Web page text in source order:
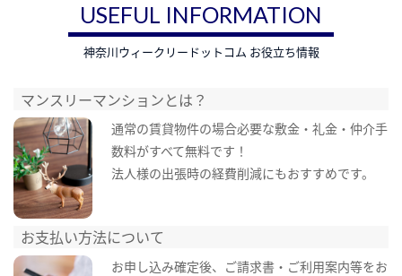
USEFUL INFORMATION
神奈川ウィークリードットコム お役立ち情報
マンスリーマンションとは？
通常の賃貸物件の場合必要な敷金・礼金・仲介手
数料がすべて無料です！
法人様の出張時の経費削減にもおすすめです。
お支払い方法について
お申し込み確定後、ご請求書・ご利用案内等をお